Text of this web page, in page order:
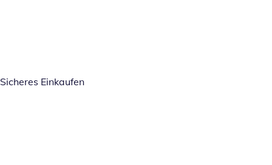
Sicheres Einkaufen